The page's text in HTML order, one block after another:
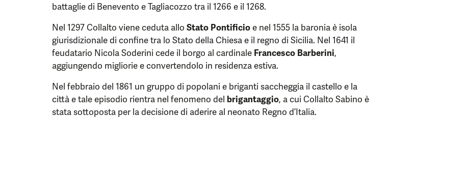
battaglie di Benevento e Tagliacozzo tra il 1266 e il 1268.
Nel 1297 Collalto viene ceduta allo Stato Pontificioe nel 1555 la baronia è isola
giurisdizionale di confine tra lo Stato della Chiesa e il regno di Sicilia. Nel 1641 il
feudatario Nicola Soderini cede il borgo al cardinale Francesco Barberini,
aggiungendo migliorie e convertendolo in residenza estiva.
Nel febbraio del 1861 un gruppo di popolani e briganti saccheggia il castello e la
città e tale episodio rientra nel fenomeno del brigantaggio, a cui Collalto Sabino è
stata sottoposta per la decisione di aderire al neonato Regno d’Italia.